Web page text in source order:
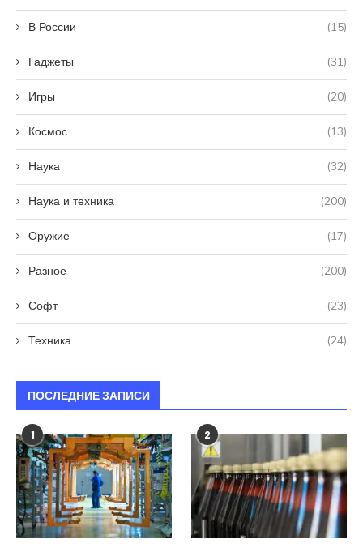
В России (15)
Гаджеты (31)
Игры (20)
Космос (13)
Наука (32)
Наука и техника (200)
Оружие (17)
Разное (200)
Софт (23)
Техника (24)
ПОСЛЕДНИЕ ЗАПИСИ
1 2